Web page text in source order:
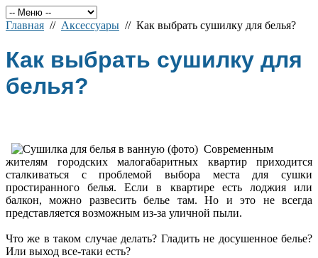
Главная // Аксессуары // Как выбрать сушилку для белья?
Как выбрать сушилку для
белья?
Современным
жителям городских малогабаритных квартир приходится
сталкиваться с проблемой выбора места для сушки
простиранного белья. Если в квартире есть лоджия или
балкон, можно развесить белье там. Но и это не всегда
представляется возможным из-за уличной пыли.
Что же в таком случае делать? Гладить не досушенное белье?
Или выход все-таки есть?